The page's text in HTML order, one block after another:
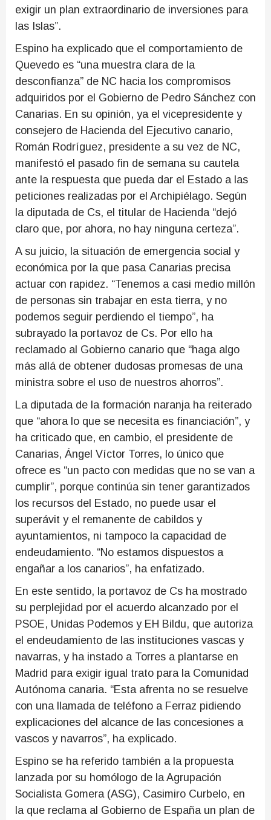
exigir un plan extraordinario de inversiones para
las Islas”.
Espino ha explicado que el comportamiento de
Quevedo es “una muestra clara de la
desconfianza” de NC hacia los compromisos
adquiridos por el Gobierno de Pedro Sánchez con
Canarias. En su opinión, ya el vicepresidente y
consejero de Hacienda del Ejecutivo canario,
Román Rodríguez, presidente a su vez de NC,
manifestó el pasado fin de semana su cautela
ante la respuesta que pueda dar el Estado a las
peticiones realizadas por el Archipiélago. Según
la diputada de Cs, el titular de Hacienda “dejó
claro que, por ahora, no hay ninguna certeza”.
A su juicio, la situación de emergencia social y
económica por la que pasa Canarias precisa
actuar con rapidez. “Tenemos a casi medio millón
de personas sin trabajar en esta tierra, y no
podemos seguir perdiendo el tiempo”, ha
subrayado la portavoz de Cs. Por ello ha
reclamado al Gobierno canario que “haga algo
más allá de obtener dudosas promesas de una
ministra sobre el uso de nuestros ahorros”.
La diputada de la formación naranja ha reiterado
que “ahora lo que se necesita es financiación”, y
ha criticado que, en cambio, el presidente de
Canarias, Ángel Víctor Torres, lo único que
ofrece es “un pacto con medidas que no se van a
cumplir”, porque continúa sin tener garantizados
los recursos del Estado, no puede usar el
superávit y el remanente de cabildos y
ayuntamientos, ni tampoco la capacidad de
endeudamiento. “No estamos dispuestos a
engañar a los canarios”, ha enfatizado.
En este sentido, la portavoz de Cs ha mostrado
su perplejidad por el acuerdo alcanzado por el
PSOE, Unidas Podemos y EH Bildu, que autoriza
el endeudamiento de las instituciones vascas y
navarras, y ha instado a Torres a plantarse en
Madrid para exigir igual trato para la Comunidad
Autónoma canaria. “Esta afrenta no se resuelve
con una llamada de teléfono a Ferraz pidiendo
explicaciones del alcance de las concesiones a
vascos y navarros”, ha explicado.
Espino se ha referido también a la propuesta
lanzada por su homólogo de la Agrupación
Socialista Gomera (ASG), Casimiro Curbelo, en
la que reclama al Gobierno de España un plan de